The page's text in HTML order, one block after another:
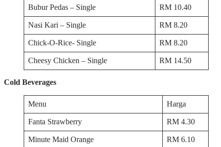
Bubur Pedas – Single
RM 10.40
Nasi Kari – Single
RM 8.20
Chick-O-Rice- Single
RM 8.20
Cheesy Chicken – Single
RM 14.50
Cold Beverages
Menu
Harga
Fanta Strawberry
RM 4.30
Minute Maid Orange
RM 6.10